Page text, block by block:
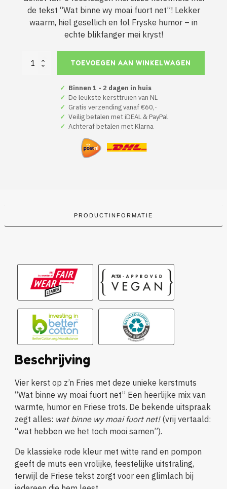
de tekst “Wat binne wy moai fuort net”! Lekker
waarm, hiel gesellich en fol Fryske humor – in
echte blikfanger mei kryst!
Kerstmuts
TOEVOEGEN AAN WINKELWAGEN
✓ Binnen 1 - 2 dagen in huis
✓ De leukste kersttruien van NL
✓ Gratis verzending vanaf €60,-
✓ Veilig betalen met iDEAL & PayPal
✓ Achteraf betalen met Klarna
PRODUCTINFORMATIE
Beschrijving
Vier kerst op z’n Fries met deze unieke kerstmuts
“Wat binne wy moai fuort net” Een heerlijke mix van
warmte, humor en Friese trots. De bekende uitspraak
zegt alles: wat binne wy moai fuort net!(vrij vertaald:
“wat hebben we het toch mooi samen”).
De klassieke rode kleur met witte rand en pompon
geeft de muts een vrolijke, feestelijke uitstraling,
terwijl de Friese tekst zorgt voor een glimlach bij